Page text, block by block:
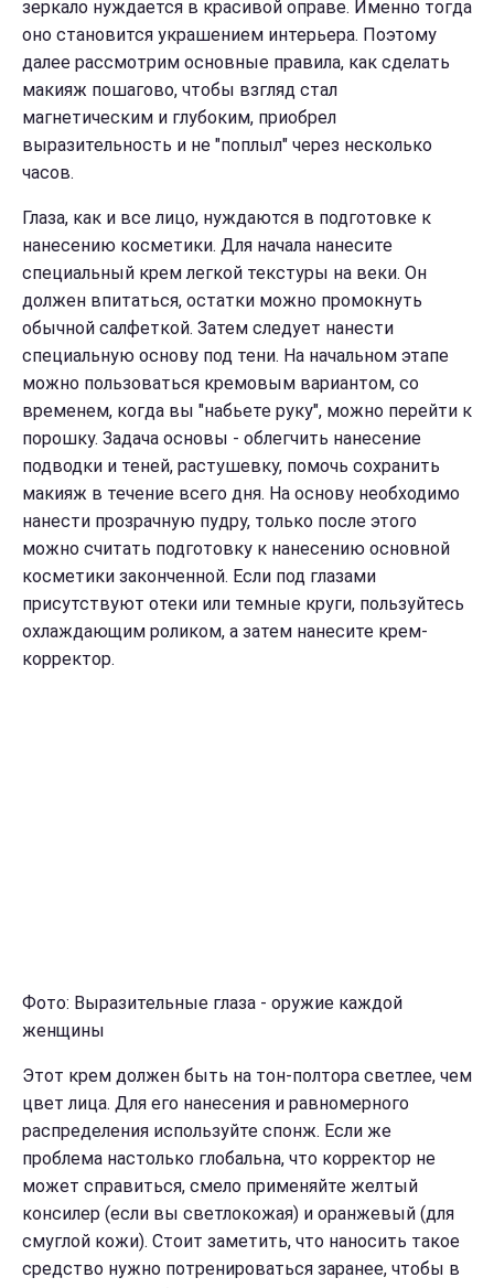
зеркало нуждается в красивой оправе. Именно тогда
оно становится украшением интерьера. Поэтому
далее рассмотрим основные правила, как сделать
макияж пошагово, чтобы взгляд стал
магнетическим и глубоким, приобрел
выразительность и не "поплыл" через несколько
часов.
Глаза, как и все лицо, нуждаются в подготовке к
нанесению косметики. Для начала нанесите
специальный крем легкой текстуры на веки. Он
должен впитаться, остатки можно промокнуть
обычной салфеткой. Затем следует нанести
специальную основу под тени. На начальном этапе
можно пользоваться кремовым вариантом, со
временем, когда вы "набьете руку", можно перейти к
порошку. Задача основы - облегчить нанесение
подводки и теней, растушевку, помочь сохранить
макияж в течение всего дня. На основу необходимо
нанести прозрачную пудру, только после этого
можно считать подготовку к нанесению основной
косметики законченной. Если под глазами
присутствуют отеки или темные круги, пользуйтесь
охлаждающим роликом, а затем нанесите крем-
корректор.
Фото: Выразительные глаза - оружие каждой
женщины
Этот крем должен быть на тон-полтора светлее, чем
цвет лица. Для его нанесения и равномерного
распределения используйте спонж. Если же
проблема настолько глобальна, что корректор не
может справиться, смело применяйте желтый
консилер (если вы светлокожая) и оранжевый (для
смуглой кожи). Стоит заметить, что наносить такое
средство нужно потренироваться заранее, чтобы в